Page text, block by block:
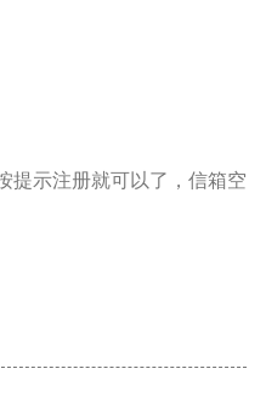
提示注册就可以了，信箱空